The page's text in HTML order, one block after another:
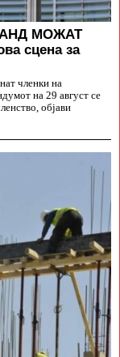
МОЖАТ
сцена за
членки на
на 29 август се
објави